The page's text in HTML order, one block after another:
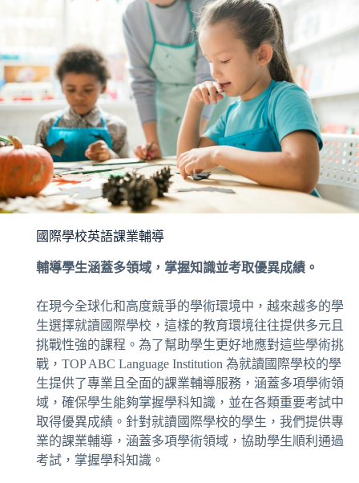
國際學校英語課業輔導
輔導學生涵蓋多領域，掌握知識並考取優異成績。
在現今全球化和高度競爭的學術環境中，越來越多的學
生選擇就讀國際學校，這樣的教育環境往往提供多元且
挑戰性強的課程。為了幫助學生更好地應對這些學術挑
戰，TOP ABC Language Institution 為就讀國際學校的學
生提供了專業且全面的課業輔導服務，涵蓋多項學術領
域，確保學生能夠掌握學科知識，並在各類重要考試中
取得優異成績。針對就讀國際學校的學生，我們提供專
業的課業輔導，涵蓋多項學術領域，協助學生順利通過
考試，掌握學科知識。